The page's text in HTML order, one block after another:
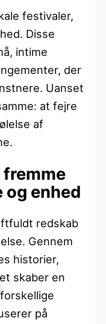
festivaler,
Disse
intime
der
Uanset
at fejre
af
fremme
enhed
redskab
Gennem
historier,
skaber en
på